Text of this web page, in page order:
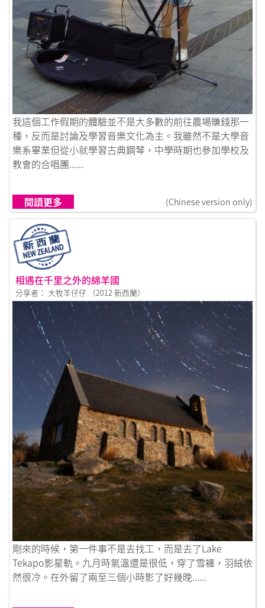
鏈接到澳洲音樂文化行
我這個工作假期的體驗並不是大多數的前往農場賺錢那一
種，反而是討論及學習音樂文化為主。我雖然不是大學音
樂系畢業但從小就學習古典鋼琴，中學時期也參加學校及
教會的合唱團......
閱讀更多 (Chinese version only)
相遇在千里之外的綿羊國
分享者： 大牧羊仔仔 （2012 新西蘭）
鏈接到相遇在千里之外的綿羊國
剛來的時候，第一件事不是去找工，而是去了Lake
Tekapo影星軌。九月時氣溫還是很低，穿了雪褲，羽絨依
然很冷。在外留了兩至三個小時影了好幾晚......